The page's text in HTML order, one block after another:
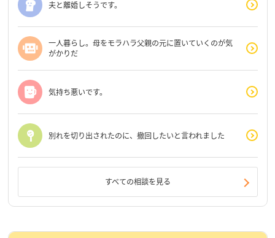
夫と離婚しそうです。
一人暮らし。母をモラハラ父親の元に置いていくのが気
がかりだ
気持ち悪いです。
別れを切り出されたのに、撤回したいと言われました
すべての相談を見る